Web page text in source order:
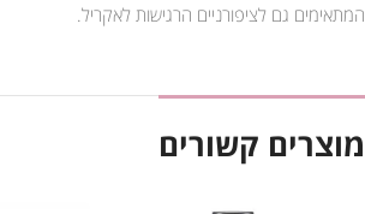
המתאימים גם לציפורניים הרגישות לאקריל.
מוצרים קשורים